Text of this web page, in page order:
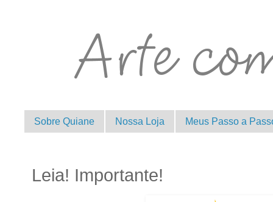
Sobre Quiane Nossa Loja Meus Passo a
Leia! Importante!